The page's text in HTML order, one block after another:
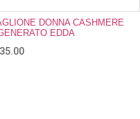
DONNA CASHMERE
EDDA